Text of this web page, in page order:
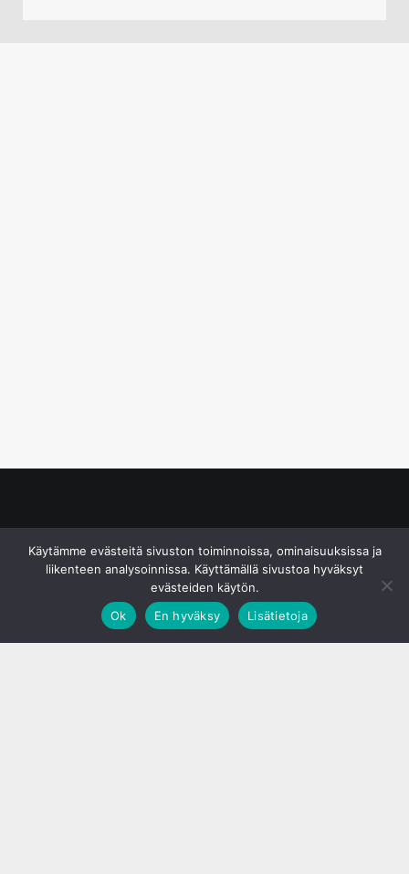
Käytämme evästeitä sivuston toiminnoissa, ominaisuuksissa ja
liikenteen analysoinnissa. Käyttämällä sivustoa hyväksyt
evästeiden käytön.
Ok
En hyväksy Lisätietoja